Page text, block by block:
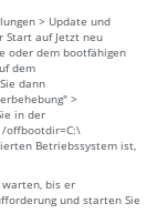
> Update und
Start auf Jetzt neu
oder dem bootfähigen
dem
dann
>
in der
/offbootdir=C:\
Betriebssystem ist,
bis er
und starten Sie